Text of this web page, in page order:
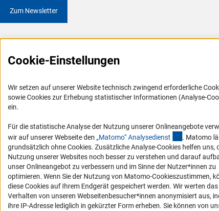
Zum Newsletter
Impressum Datenschutz Cookie-Einstellungen
Cookie-Einstellungen
Wir setzen auf unserer Website technisch zwingend erforderliche
sowie Cookies zur Erhebung statistischer Informationen (Analyse-
ein.
Für die statistische Analyse der Nutzung unserer Onlineangebote
wir auf unserer Webseite den „Matomo“ Analysedienst (externer
. Matomo
grundsätzlich ohne Cookies. Zusätzliche Analyse-Cookies helfen uns,
Nutzung unserer Websites noch besser zu verstehen und darauf
unser Onlineangebot zu verbessern und im Sinne der Nutzer*innen zu
optimieren. Wenn Sie der Nutzung von Matomo-Cookieszustimmen,
diese Cookies auf Ihrem Endgerät gespeichert werden. Wir werten das
Verhalten von unseren Webseitenbesucher*innen anonymisiert aus,
ihre IP-Adresse lediglich in gekürzter Form erheben. Sie können von